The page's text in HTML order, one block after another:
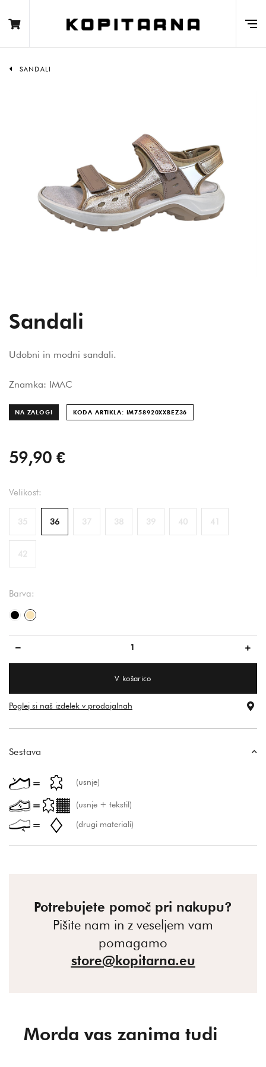
SANDALI
Sandali
Udobni in modni sandali.
Znamka: IMAC
NA ZALOGI KODA ARTIKLA: IM758920XXBEZ36
59,90 €
Velikost:
35 36 37 38 39 40 41
42
Barva:
črnabež
V košarico
Poglej si naš izdelek v prodajalnah
Sestava
(usnje)
(usnje + tekstil)
(drugi materiali)
Potrebujete pomoč pri nakupu?
Pišite nam in z veseljem vam
pomagamo
store@kopitarna.eu
Morda vas zanima tudi